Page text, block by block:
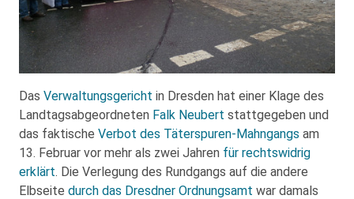
Das Verwaltungsgericht in Dresden hat einer Klage des
Landtagsabgeordneten Falk Neubert stattgegeben und
das faktische Verbot des Täterspuren-Mahngangs am
13. Februar vor mehr als zwei Jahren für rechtswidrig
erklärt. Die Verlegung des Rundgangs auf die andere
Elbseite durch das Dresdner Ordnungsamt war damals